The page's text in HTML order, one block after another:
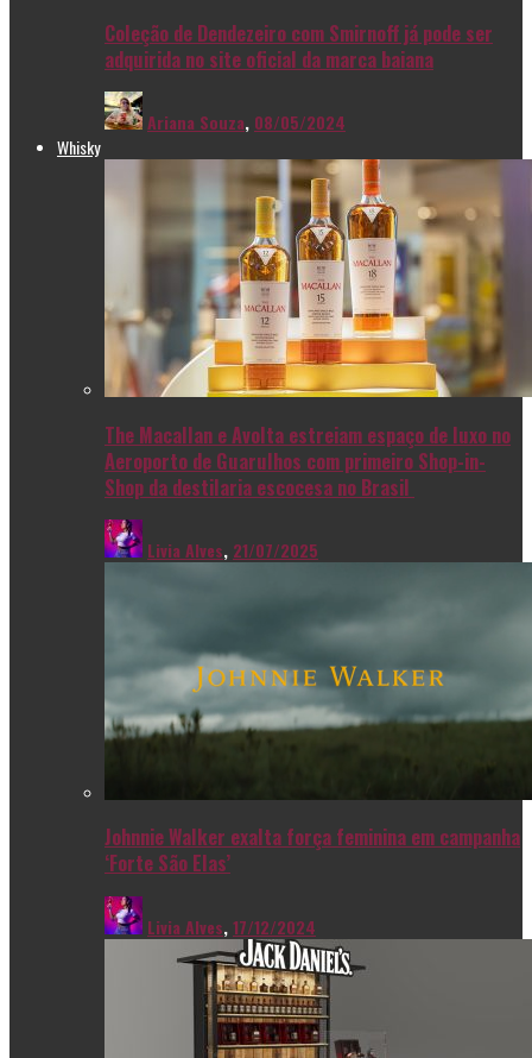
Coleção de Dendezeiro com Smirnoff já pode ser
adquirida no site oficial da marca baiana
Ariana Souza, 08/05/2024
Whisky
The Macallan e Avolta estreiam espaço de luxo no
Aeroporto de Guarulhos com primeiro Shop-in-
Shop da destilaria escocesa no Brasil
Livia Alves, 21/07/2025
Johnnie Walker exalta força feminina em campanha
‘Forte São Elas’
Livia Alves,17/12/2024